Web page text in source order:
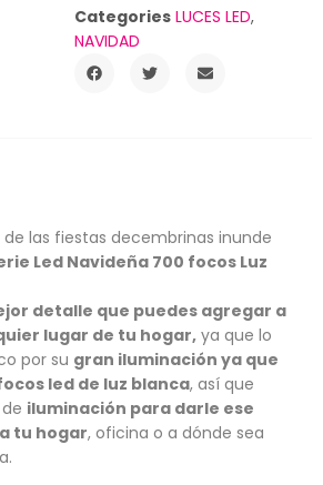
Categories LUCES LED,
NAVIDAD
las fiestas decembrinas inunde
Led Navideña 700 focos Luz
detalle que puedes agregar a
lugar de tu hogar, ya que lo
por su gran iluminación ya que
led de luz blanca, así que
iluminación para darle ese
tu hogar, oficina o a dónde sea